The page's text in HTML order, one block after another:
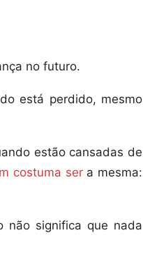
no futuro.
está perdido, mesmo
estão cansadas de
costuma sera mesma:
não significa que nada